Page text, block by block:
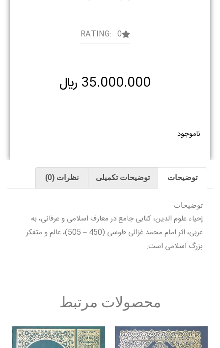
RATING: 0
35.000.000 ﷼
ناموجود
توضیحات توضیحات تکمیلی نظرات (0)
توضیحات
إحياء علوم الدين، کتابى جامع در معارف اسلامى و عرفانى، به
عربى، اثر امام محمد غزالى طوسى (450 – 505)، عالم و متفكر
بزرگ اسلامى است.
محصولات مرتبط